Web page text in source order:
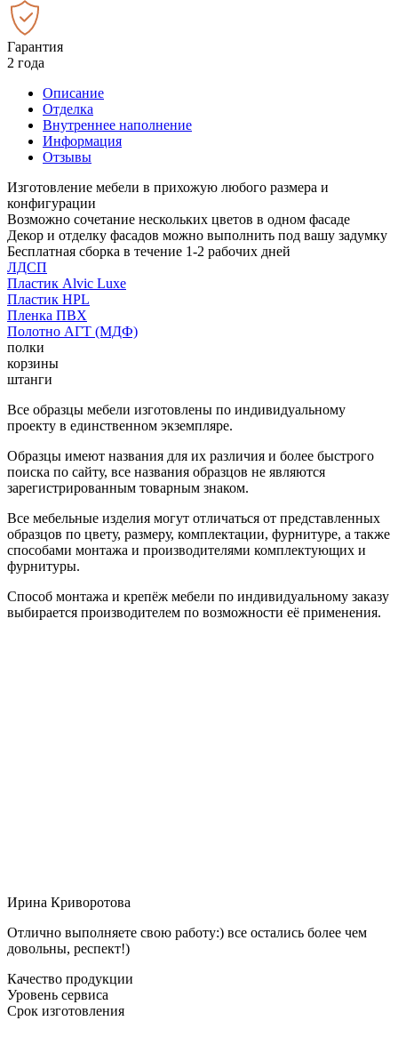
Гарантия
2 года
Описание
Отделка
Внутреннее наполнение
Информация
Отзывы
Изготовление мебели в прихожую любого размера и
конфигурации
Возможно сочетание нескольких цветов в одном фасаде
Декор и отделку фасадов можно выполнить под вашу задумку
Бесплатная сборка в течение 1-2 рабочих дней
ЛДСП
Пластик Alvic Luxe
Пластик HPL
Пленка ПВХ
Полотно АГТ (МДФ)
полки
корзины
штанги
Все образцы мебели изготовлены по индивидуальному
проекту в единственном экземпляре.
Образцы имеют названия для их различия и более быстрого
поиска по сайту, все названия образцов не являются
зарегистрированным товарным знаком.
Все мебельные изделия могут отличаться от представленных
образцов по цвету, размеру, комплектации, фурнитуре, а также
способами монтажа и производителями комплектующих и
фурнитуры.
Способ монтажа и крепёж мебели по индивидуальному заказу
выбирается производителем по возможности её применения.
Ирина Криворотова
Отлично выполняете свою работу:) все остались более чем
довольны, респект!)
Качество продукции
Уровень сервиса
Срок изготовления